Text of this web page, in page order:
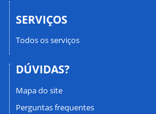
SERVIÇOS
Todos os serviços
DÚVIDAS?
Mapa do site
Perguntas frequentes